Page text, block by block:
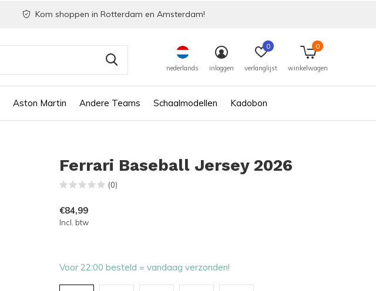
Aston Martin Andere Teams Schaalmodellen Kadobon
nederlands inloggen verlanglijst
0
winkelwagen
0
Kom shoppen in Rotterdam en Amsterdam!
Ferrari Baseball Jersey 2026
(0)
€84,99
Incl. btw
Voor 22:00 besteld = vandaag verzonden!